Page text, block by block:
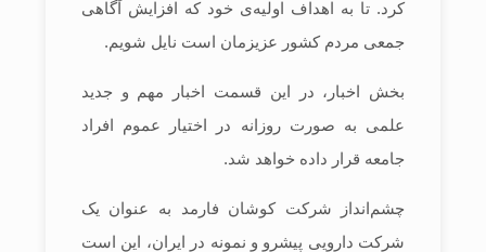
کرد. تا به اهداف اولیه‌ی خود که افزایش آگاهی
جمعی مردم کشور عزیزمان است نايل شویم.
بخش اخبار، در این قسمت اخبار مهم و جدید
علمی به صورت روزانه در اختیار عموم افراد
جامعه قرار داده خواهد شد.
چشم‌انداز شرکت کوشان فارمد به عنوان یک
شرکت دارویی پیشرو و نمونه در ایران، این است